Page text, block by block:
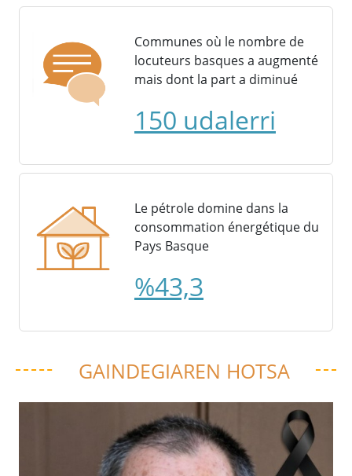
Communes où le nombre de
locuteurs basques a augmenté
mais dont la part a diminué
150 udalerri
Le pétrole domine dans la
consommation énergétique du
Pays Basque
%43,3
GAINDEGIAREN HOTSA